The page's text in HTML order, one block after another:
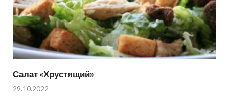
Салат «Хрустящий»
29.10.2022